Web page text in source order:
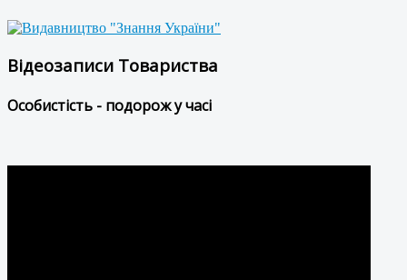
Відеозаписи Товариства
Особистість - подорож у часі